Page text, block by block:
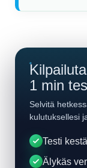
1 min
Selvitä
kulutuksellesi
Testi
Älykäs